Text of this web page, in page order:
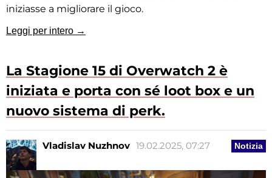
iniziasse a migliorare il gioco.
Leggi per intero →
La Stagione 15 di Overwatch 2 è
iniziata e porta con sé loot box e un
nuovo sistema di perk.
Notizia
Vladislav Nuzhnov 19.02.2025, 07:27